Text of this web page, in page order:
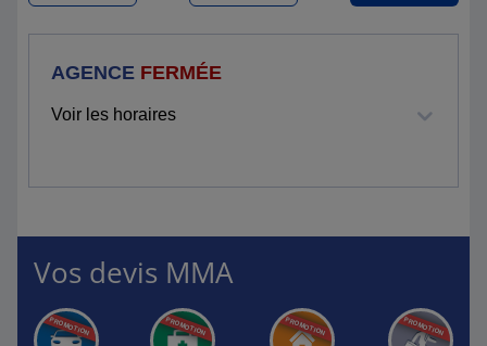
AGENCE FERMÉE
Voir les horaires
Vos devis MMA